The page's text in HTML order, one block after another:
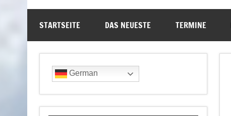
STARTSEITE DAS NEUESTE TERMINE
German